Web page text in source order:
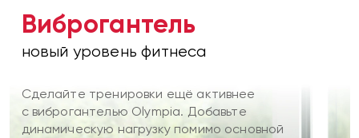
Виброгантель
новый уровень фитнеса
Сделайте тренировки ещё активнее
с виброгантелью Olympia. Добавьте
динамическую нагрузку помимо основной